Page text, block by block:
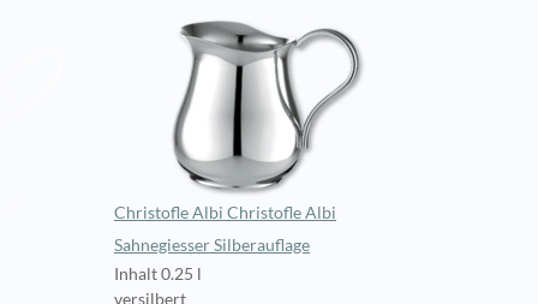
Christofle Albi Christofle Albi
Sahnegiesser Silberauflage
Inhalt 0.25 l
versilbert